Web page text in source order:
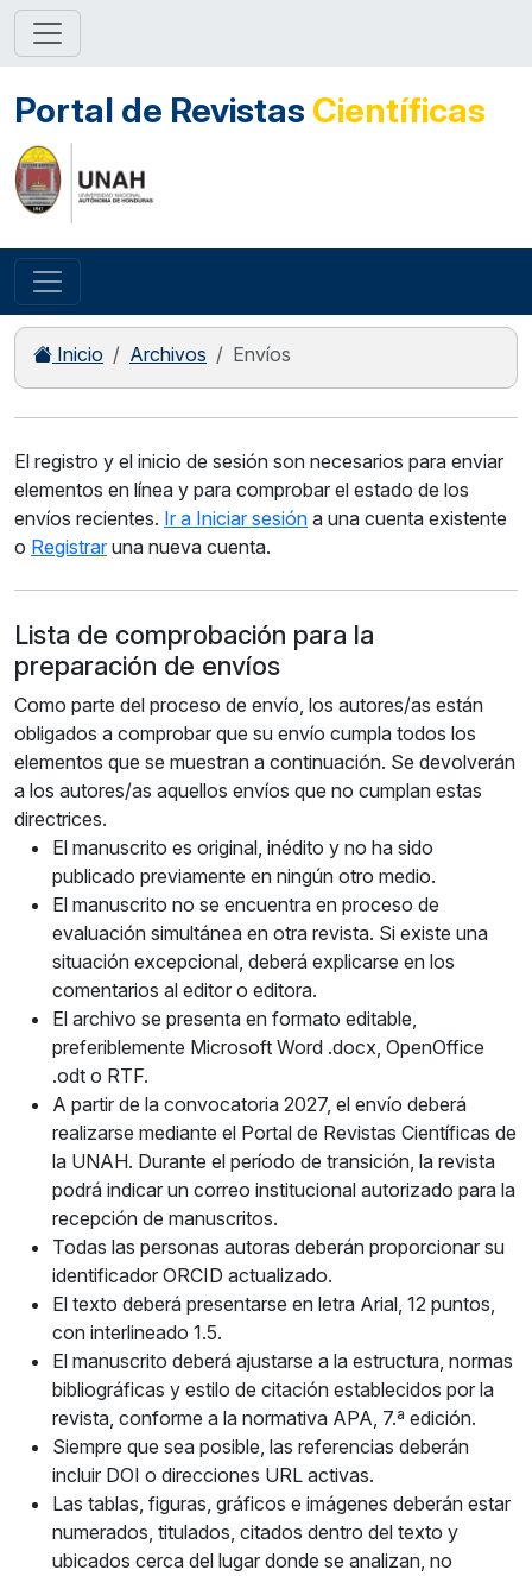
Portal de Revistas Científicas
Inicio Archivos Envíos
El registro y el inicio de sesión son necesarios para enviar
elementos en línea y para comprobar el estado de los
envíos recientes. Ir a Iniciar sesión a una cuenta existente
o Registrar una nueva cuenta.
Lista de comprobación para la
preparación de envíos
Como parte del proceso de envío, los autores/as están
obligados a comprobar que su envío cumpla todos los
elementos que se muestran a continuación. Se devolverán
a los autores/as aquellos envíos que no cumplan estas
directrices.
El manuscrito es original, inédito y no ha sido
publicado previamente en ningún otro medio.
El manuscrito no se encuentra en proceso de
evaluación simultánea en otra revista. Si existe una
situación excepcional, deberá explicarse en los
comentarios al editor o editora.
El archivo se presenta en formato editable,
preferiblemente Microsoft Word .docx, OpenOffice
.odt o RTF.
A partir de la convocatoria 2027, el envío deberá
realizarse mediante el Portal de Revistas Científicas de
la UNAH. Durante el período de transición, la revista
podrá indicar un correo institucional autorizado para la
recepción de manuscritos.
Todas las personas autoras deberán proporcionar su
identificador ORCID actualizado.
El texto deberá presentarse en letra Arial, 12 puntos,
con interlineado 1.5.
El manuscrito deberá ajustarse a la estructura, normas
bibliográficas y estilo de citación establecidos por la
revista, conforme a la normativa APA, 7.ª edición.
Siempre que sea posible, las referencias deberán
incluir DOI o direcciones URL activas.
Las tablas, figuras, gráficos e imágenes deberán estar
numerados, titulados, citados dentro del texto y
ubicados cerca del lugar donde se analizan, no